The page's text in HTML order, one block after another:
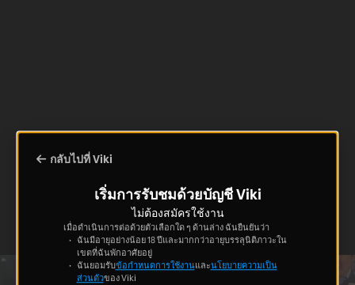
กลับไปที่ Viki
เริ่มการรับชมด้วยบัญชี Viki
ไม่ต้องสมัครใช้งาน
เมื่อดำเนินการต่อด้วยตัวเลือกใด ๆ ด้านล่าง ฉันยืนยันว่า
ฉันมีอายุอย่างน้อย 18 ปีและมากกว่าอายุบรรลุนิติภาวะใน
เขตที่ฉันพักอาศัยอยู่
ฉันยอมรับข้อกำหนดการใช้งานและนโยบายความเป็น
ส่วนตัวของ Viki